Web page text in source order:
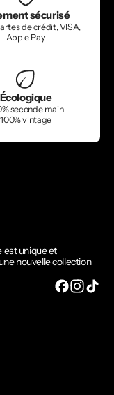
sécurisé
de crédit, VISA,
Apple Pay
Écologique
seconde main
100% vintage
est unique et
nouvelle collection